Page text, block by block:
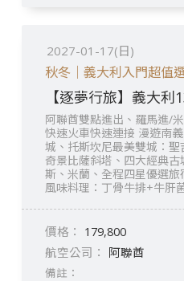
2027-01-17(日)
秋冬｜義大利入門超值
【逐夢行旅】義大利
阿聯酋雙點進出、羅馬進/
快速火車快速連接 漫遊南
城、托斯坎尼最美雙城：
奇景比薩斜塔、四大經典
斯、米蘭、全程四星優選
風味料理：丁骨牛排+牛肝
179,800
阿聯酋